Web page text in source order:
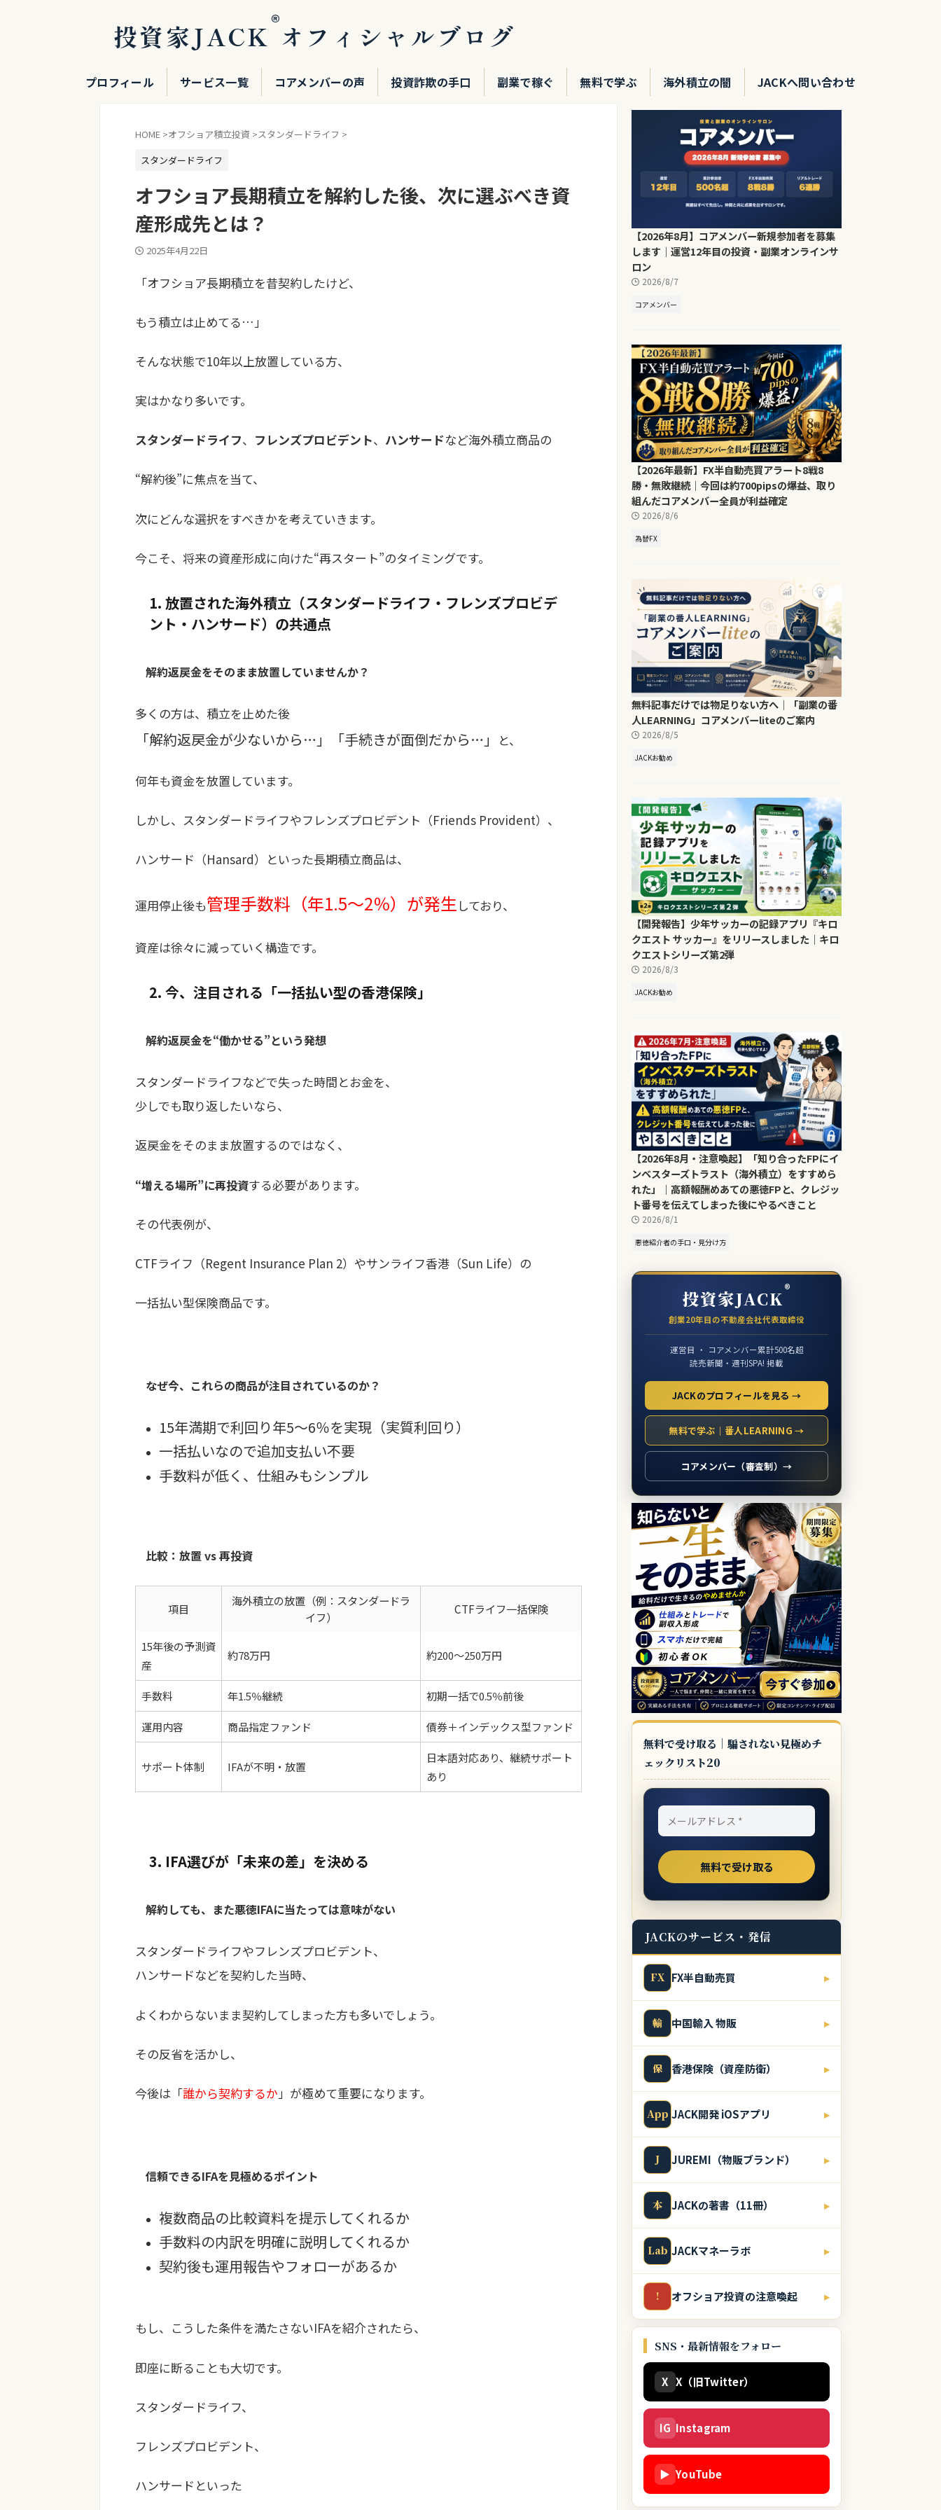
投資家JACK®オフィシャルブログ
プロフィール サービス一覧 コアメンバーの声 投資詐欺の手口 副業で稼ぐ 無料で学ぶ 海外積立の闇 JACKへ問い合わせ
HOME >オフショア積立投資 >スタンダードライフ >
スタンダードライフ
オフショア長期積立を解約した後、次に選ぶべき資
産形成先とは？
2025年4月22日
「オフショア長期積立を昔契約したけど、
もう積立は止めてる…」
そんな状態で10年以上放置している方、
実はかなり多いです。
スタンダードライフ、 フレンズプロビデント、 ハンサー ドなど海外積立商品の
“解約後”に焦点を当て、
次にどんな選択をすべきかを考えていきます。
今こそ、将来の資産形成に向けた“再スタート”のタイミングです。
1. 放置された海外積立（スタンダードライフ・フレンズプロビデ
ント・ハンサード）の共通点
解約返戻金をそのまま放置していませんか？
多くの方は、積立を止めた後
「解約返戻金が少ないから…」「手続きが面倒だから…」 と、
何年も資金を放置しています。
しかし、スタンダードライフやフレンズプロビデント（Friends Provident）、
ハンサード（Hansard）といった長期積立商品は、
運用停止後も管理手数料（年1.5〜2％）が発生 しており、
資産は徐々に減っていく構造です。
2. 今、注目される「一括払い型の香港保険」
解約返戻金を“働かせる”という発想
スタンダードライフなどで失った時間とお金を、
少しでも取り返したいなら、
返戻金をそのまま放置するのではなく、
“増える場所”に再投資する必要があります。
その代表例が、
CTFライフ（Regent Insurance Plan 2）やサンライフ香港（Sun Life）の
一括払い型保険商品です。
なぜ今、これらの商品が注目されているのか？
15年満期で利回り年5〜6％を実現（実質利回り）
一括払いなので追加支払い不要
手数料が低く、仕組みもシンプル
比較：放置 vs 再投資
項目
海外積立の放置（例：スタンダードラ
イフ）
CTFライフ一括保険
15年後の予測資
産
約78万円 約200〜250万円
手数料 年1.5％継続 初期一括で0.5％前後
運用内容 商品指定ファンド 債券＋インデックス型ファンド
サポート体制 IFAが不明・放置
日本語対応あり、継続サポート
あり
3. IFA選びが「未来の差」を決める
解約しても、また悪徳IFAに当たっては意味がない
スタンダードライフやフレンズプロビデント、
ハンサードなどを契約した当時、
よくわからないまま契約してしまった方も多いでしょう。
その反省を活かし、
今後は「誰から契約するか 」が極めて重要になります。
信頼できるIFAを見極めるポイント
複数商品の比較資料を提示してくれるか
手数料の内訳を明確に説明してくれるか
契約後も運用報告やフォローがあるか
もし、こうした条件を満たさないIFAを紹介されたら、
即座に断ることも大切です。
スタンダードライフ、
フレンズプロビデント、
ハンサードといった
【2026年8月】コアメンバー新規参加者を募集
します｜運営12年目の投資・副業オンラインサ
ロン
2026/8/7
コアメンバー
【2026年最新】FX半自動売買アラート8戦8
勝・無敗継続｜今回は約700pipsの爆益、取り
組んだコアメンバー全員が利益確定
2026/8/6
為替FX
無料記事だけでは物足りない方へ｜「副業の番
人LEARNING」コアメンバーliteのご案内
2026/8/5
JACKお勧め
【開発報告】少年サッカーの記録アプリ『キロ
クエスト サッカー』をリリースしました｜キロ
クエストシリーズ第2弾
2026/8/3
JACKお勧め
【2026年8月・注意喚起】「知り合ったFPにイ
ンベスターズトラスト（海外積立）をすすめら
れた」｜高額報酬めあての悪徳FPと、クレジッ
ト番号を伝えてしまった後にやるべきこと
2026/8/1
悪徳紹介者の手口・見分け方
投資家JACK®
創業20年目の不動産会社代表取締役
運営目 ・ コアメンバー累計500名超
読売新聞・週刊SPA! 掲載
JACKのプロフィールを見る →
無料で学ぶ｜番人LEARNING →
コアメンバー（審査制）→
無料で受け取る｜騙されない見極めチ
ェックリスト20
JACKのサービス・発信
FX FX半自動売買 ▸
輸 中国輸入 物販 ▸
保 香港保険（資産防衛） ▸
App JACK開発 iOSアプリ ▸
J JUREMI（物販ブランド） ▸
本 JACKの著書（11冊） ▸
Lab JACKマネーラボ ▸
! オフショア投資の注意喚起 ▸
SNS・最新情報をフォロー
X X（旧Twitter）
IG Instagram
▶ YouTube